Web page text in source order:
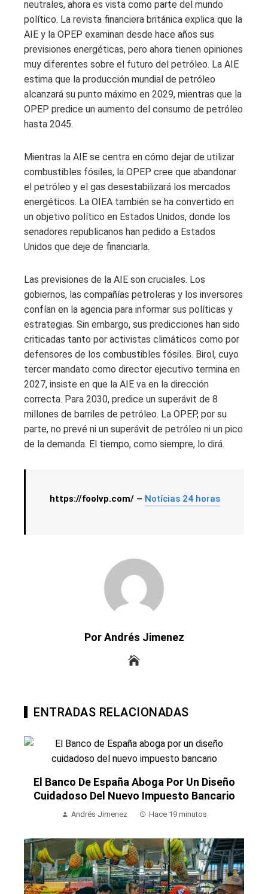
neutrales, ahora es vista como parte del mundo
político. La revista financiera británica explica que la
AIE y la OPEP examinan desde hace años sus
previsiones energéticas, pero ahora tienen opiniones
muy diferentes sobre el futuro del petróleo. La AIE
estima que la producción mundial de petróleo
alcanzará su punto máximo en 2029, mientras que la
OPEP predice un aumento del consumo de petróleo
hasta 2045.
Mientras la AIE se centra en cómo dejar de utilizar
combustibles fósiles, la OPEP cree que abandonar
el petróleo y el gas desestabilizará los mercados
energéticos. La OIEA también se ha convertido en
un objetivo político en Estados Unidos, donde los
senadores republicanos han pedido a Estados
Unidos que deje de financiarla.
Las previsiones de la AIE son cruciales. Los
gobiernos, las compañías petroleras y los inversores
confían en la agencia para informar sus políticas y
estrategias. Sin embargo, sus predicciones han sido
criticadas tanto por activistas climáticos como por
defensores de los combustibles fósiles. Birol, cuyo
tercer mandato como director ejecutivo termina en
2027, insiste en que la AIE va en la dirección
correcta. Para 2030, predice un superávit de 8
millones de barriles de petróleo. La OPEP, por su
parte, no prevé ni un superávit de petróleo ni un pico
de la demanda. El tiempo, como siempre, lo dirá.
https://foolvp.com/ – Notícias 24 horas
Por Andrés Jimenez
ENTRADAS RELACIONADAS
El Banco De España Aboga Por Un Diseño
Cuidadoso Del Nuevo Impuesto Bancario
Andrés Jimenez Hace 19 minutos